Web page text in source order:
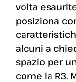
volta
posiziona
alcuni a
spazio per
come la R3.